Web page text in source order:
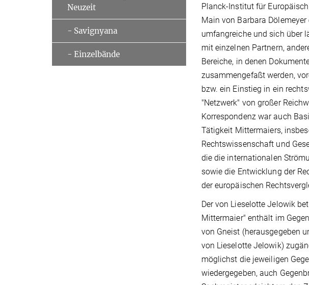
Planck-Institut für
Main von Barbara
umfangreiche und sich über
mit einzelnen Partnern,
Bereiche, in denen
zusammengefaßt werden,
bzw. ein Einstieg in ein
"Netzwerk" von großer
Korrespondenz war auch
Tätigkeit Mittermaiers,
Rechtswissenschaft und
die die internationalen
sowie die Entwicklung der
der europäischen
Der von Lieselotte Jelowik
Mittermaier" enthält im
von Gneist (herausgegeben
von Lieselotte Jelowik)
möglichst die jeweiligen
wiedergegeben, auch
Neuzeit
- Savignyana
- Einzelbände